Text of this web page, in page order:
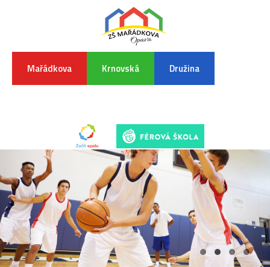
Mařádkova Krnovská Družina